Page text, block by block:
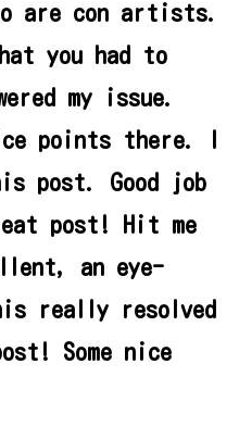
are con artists.
you had to
my issue.
points there. I
post. Good job
post! Hit me
an eye-
really resolved
Some nice